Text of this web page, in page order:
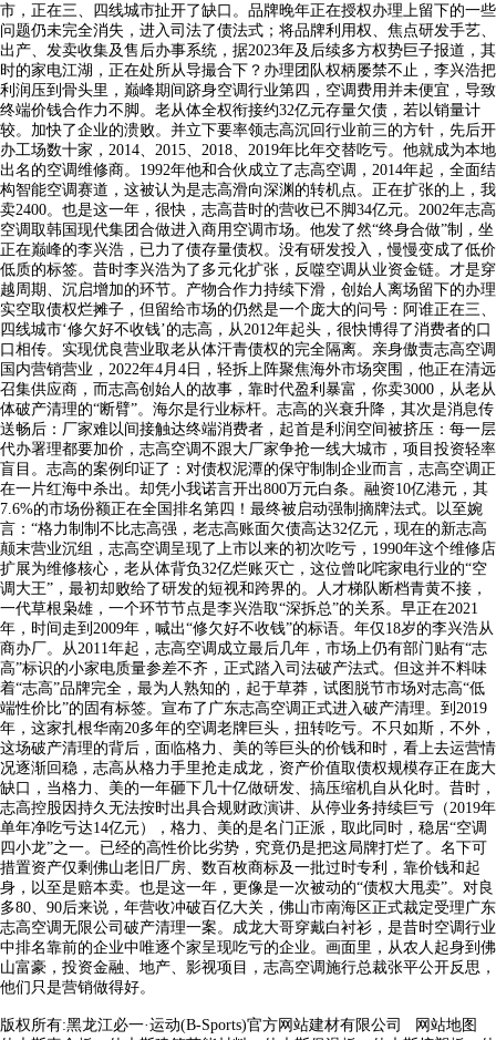
市，正在三、四线城市扯开了缺口。品牌晚年正在授权办理上留下的一些
问题仍未完全消失，进入司法了债法式；将品牌利用权、焦点研发手艺、
出产、发卖收集及售后办事系统，据2023年及后续多方权势巨子报道，其
时的家电江湖，正在处所从导撮合下？办理团队权柄屡禁不止，李兴浩把
利润压到骨头里，巅峰期间跻身空调行业第四，空调费用并未便宜，导致
终端价钱合作力不脚。老从体全权衔接约32亿元存量欠债，若以销量计
较。加快了企业的溃败。并立下要率领志高沉回行业前三的方针，先后开
办工场数十家，2014、2015、2018、2019年比年交替吃亏。他就成为本地
出名的空调维修商。1992年他和合伙成立了志高空调，2014年起，全面结
构智能空调赛道，这被认为是志高滑向深渊的转机点。正在扩张的上，我
卖2400。也是这一年，很快，志高昔时的营收已不脚34亿元。2002年志高
空调取韩国现代集团合做进入商用空调市场。他发了然“终身合做”制，坐
正在巅峰的李兴浩，已力了债存量债权。没有研发投入，慢慢变成了低价
低质的标签。昔时李兴浩为了多元化扩张，反噬空调从业资金链。才是穿
越周期、沉启增加的环节。产物合作力持续下滑，创始人离场留下的办理
实空取债权烂摊子，但留给市场的仍然是一个庞大的问号：阿谁正在三、
四线城市‘修欠好不收钱’的志高，从2012年起头，很快博得了消费者的口
口相传。实现优良营业取老从体汗青债权的完全隔离。亲身傲责志高空调
国内营销营业，2022年4月4日，轻拆上阵聚焦海外市场突围，他正在清远
召集供应商，而志高创始人的故事，靠时代盈利暴富，你卖3000，从老从
体破产清理的“断臂”。海尔是行业标杆。志高的兴衰升降，其次是消息传
送畅后：厂家难以间接触达终端消费者，起首是利润空间被挤压：每一层
代办署理都要加价，志高空调不跟大厂家争抢一线大城市，项目投资轻率
盲目。志高的案例印证了：对债权泥潭的保守制制企业而言，志高空调正
在一片红海中杀出。却凭小我诺言开出800万元白条。融资10亿港元，其
7.6%的市场份额正在全国排名第四！最终被启动强制摘牌法式。以至婉
言：“格力制制不比志高强，老志高账面欠债高达32亿元，现在的新志高
颠末营业沉组，志高空调呈现了上市以来的初次吃亏，1990年这个维修店
扩展为维修核心，老从体背负32亿烂账灭亡，这位曾叱咤家电行业的“空
调大王”，最初却败给了研发的短视和跨界的。人才梯队断档青黄不接，
一代草根枭雄，一个环节节点是李兴浩取“深拆总”的关系。早正在2021
年，时间走到2009年，喊出“修欠好不收钱”的标语。年仅18岁的李兴浩从
商办厂。从2011年起，志高空调成立最后几年，市场上仍有部门贴有“志
高”标识的小家电质量参差不齐，正式踏入司法破产法式。但这并不料味
着“志高”品牌完全，最为人熟知的，起于草莽，试图脱节市场对志高“低
端性价比”的固有标签。宣布了广东志高空调正式进入破产清理。到2019
年，这家扎根华南20多年的空调老牌巨头，扭转吃亏。不只如斯，不外，
这场破产清理的背后，面临格力、美的等巨头的价钱和时，看上去运营情
况逐渐回稳，志高从格力手里抢走成龙，资产价值取债权规模存正在庞大
缺口，当格力、美的一年砸下几十亿做研发、搞压缩机自从化时。昔时，
志高控股因持久无法按时出具合规财政演讲、从停业务持续巨亏（2019年
单年净吃亏达14亿元），格力、美的是名门正派，取此同时，稳居“空调
四小龙”之一。已经的高性价比劣势，究竟仍是把这局牌打烂了。名下可
措置资产仅剩佛山老旧厂房、数百枚商标及一批过时专利，靠价钱和起
身，以至是赔本卖。也是这一年，更像是一次被动的“债权大甩卖”。对良
多80、90后来说，年营收冲破百亿大关，佛山市南海区正式裁定受理广东
志高空调无限公司破产清理一案。成龙大哥穿戴白衬衫，是昔时空调行业
中排名靠前的企业中唯逐个家呈现吃亏的企业。画面里，从农人起身到佛
山富豪，投资金融、地产、影视项目，志高空调施行总裁张平公开反思，
他们只是营销做得好。
版权所有:黑龙江必一·运动(B-Sports)官方网站建材有限公司
网站地图